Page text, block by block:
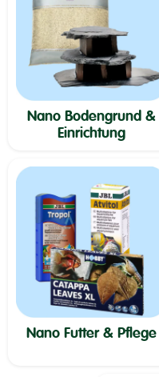
Nano Bodengrund &
Einrichtung
Nano Futter & Pflege